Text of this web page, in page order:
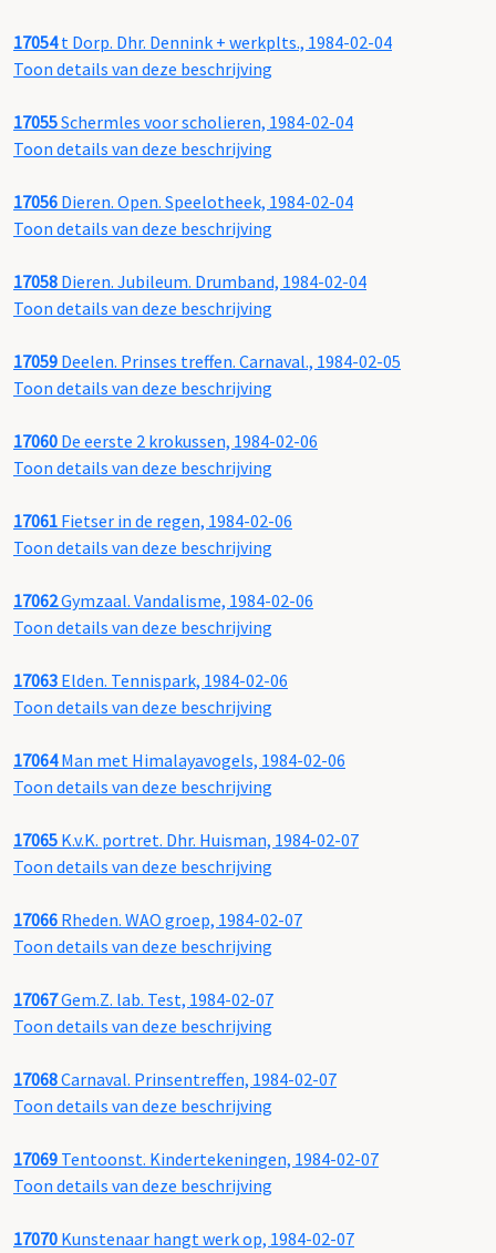
17054t Dorp. Dhr. Dennink + werkplts., 1984-02-04
Toon details van deze beschrijving
17055Schermles voor scholieren, 1984-02-04
Toon details van deze beschrijving
17056 Dieren. Open. Speelotheek, 1984-02-04
Toon details van deze beschrijving
17058 Dieren. Jubileum. Drumband, 1984-02-04
Toon details van deze beschrijving
17059 Deelen. Prinses treffen. Carnaval., 1984-02-05
Toon details van deze beschrijving
17060 De eerste 2 krokussen, 1984-02-06
Toon details van deze beschrijving
17061 Fietser in de regen, 1984-02-06
Toon details van deze beschrijving
17062Gymzaal. Vandalisme, 1984-02-06
Toon details van deze beschrijving
17063 Elden. Tennispark, 1984-02-06
Toon details van deze beschrijving
17064Man met Himalayavogels, 1984-02-06
Toon details van deze beschrijving
17065 K.v.K. portret. Dhr. Huisman, 1984-02-07
Toon details van deze beschrijving
17066 Rheden. WAO groep, 1984-02-07
Toon details van deze beschrijving
17067Gem.Z. lab. Test, 1984-02-07
Toon details van deze beschrijving
17068Carnaval. Prinsentreffen, 1984-02-07
Toon details van deze beschrijving
17069 Tentoonst. Kindertekeningen, 1984-02-07
Toon details van deze beschrijving
17070 Kunstenaar hangt werk op, 1984-02-07